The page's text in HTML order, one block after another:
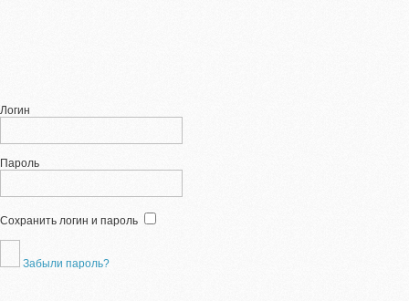
Логин
Пароль
Сохранить логин и пароль
Забыли пароль?